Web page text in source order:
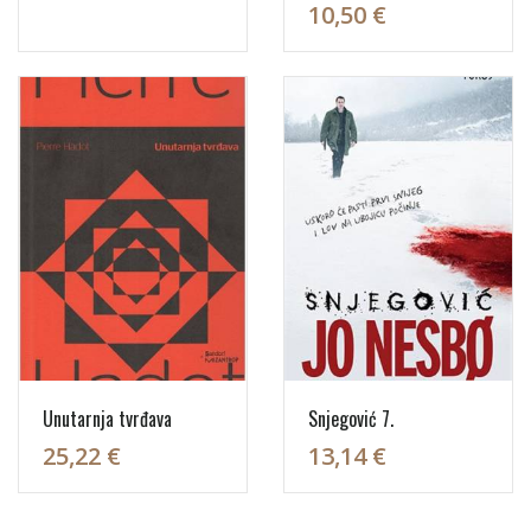
10,50 €
Unutarnja tvrđava
25,22 €
Snjegović 7.
13,14 €